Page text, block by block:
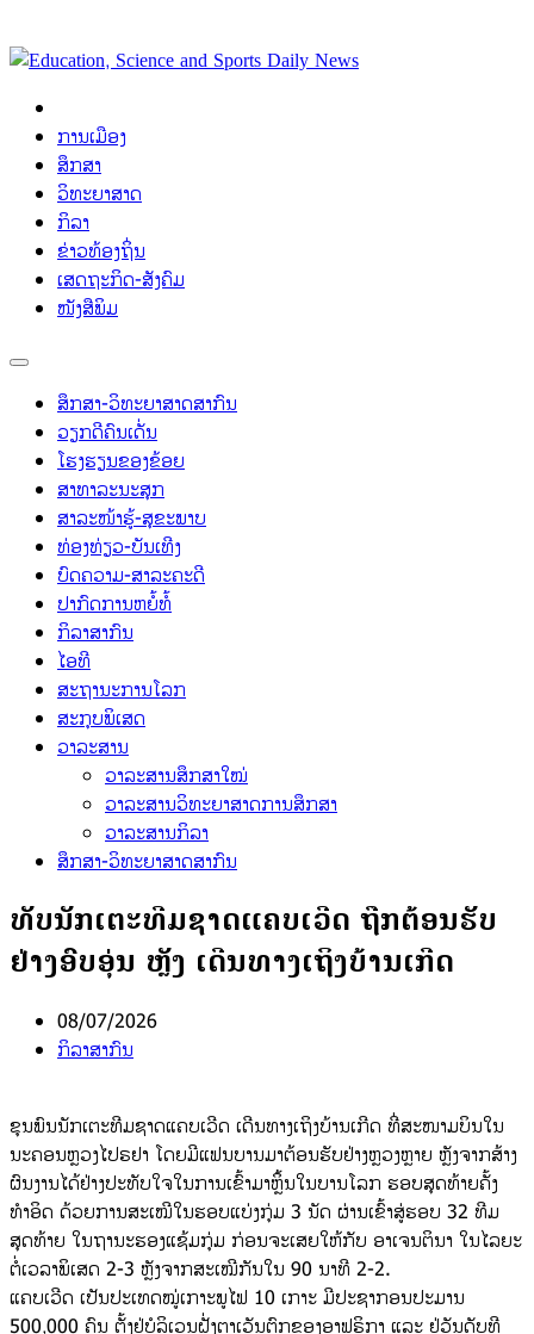
ການເມືອງ
ສຶກສາ
ວິທະຍາສາດ
ກິລາ
ຂ່າວທ້ອງຖິ່ນ
ເສດຖະກິດ-ສັງຄົມ
ໜັງສືພິມ
ສຶກສາ-ວິທະຍາສາດສາກົນ
ວຽກດີຄົນເດັ່ນ
ໂຮງຮຽນຂອງຂ້ອຍ
ສາທາລະນະສຸກ
ສາລະໜ້າຮູ້-ສຸຂະພາບ
ທ່ອງທ່ຽວ-ບັນເທີງ
ບົດຄວາມ-ສາລະຄະດີ
ປາກົດການຫຍໍ້ທໍ້
ກິລາສາກົນ
ໄອທີ
ສະຖານະການໂລກ
ສະກຸບພິເສດ
ວາລະສານ
ວາລະສານສຶກສາໃໝ່
ວາລະສານວິທະຍາສາດການສຶກສາ
ວາລະສານກິລາ
ສຶກສາ-ວິທະຍາສາດສາກົນ
ທັບນັກເຕະທີມຊາດແຄບເວີດ ຖືກຕ້ອນຮັບ
ຢ່າງອົບອຸ່ນ ຫຼັງ ເດີນທາງເຖິງບ້ານເກີດ
08/07/2026
ກິລາສາກົນ
ຂຸນພົນນັກເຕະທີມຊາດແຄບເວີດ ເດີນທາງເຖິງບ້ານເກີດ ທີ່ສະໜາມບິນໃນ
ນະຄອນຫຼວງໄປຣຢາ ໂດຍມີແຟນບານມາຕ້ອນຮັບຢ່າງຫຼວງຫຼາຍ ຫຼັງຈາກສ້າງ
ຜົນງານໄດ້ຢ່າງປະທັບໃຈໃນການເຂົ້າມາຫຼິ້ນໃນບານໂລກ ຮອບສຸດທ້າຍຄັ້ງ
ທຳອິດ ດ້ວຍການສະເໝີໃນຮອບແບ່ງກຸ່ມ 3 ນັດ ຜ່ານເຂົ້າສູ່ຮອບ 32 ທີມ
ສຸດທ້າຍ ໃນຖານະຮອງແຊ້ມກຸ່ມ ກ່ອນຈະເສຍໃຫ້ກັບ ອາເຈນຕິນາ ໃນໄລຍະ
ຕໍ່ເວລາພິເສດ 2-3 ຫຼັງຈາກສະເໝີກັນໃນ 90 ນາທີ 2-2.
ແຄບເວີດ ເປັນປະເທດໝູ່ເກາະພູໄຟ 10 ເກາະ ມີປະຊາກອນປະມານ
500,000 ຄົນ ຕັ້ງຢູ່ບໍລິເວນຝັ່ງຕາເວັນຕົກຂອງອາຟຣິກາ ແລະ ຢູ່ວັນດັບທີ